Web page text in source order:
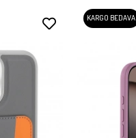
KARGO BEDAVA